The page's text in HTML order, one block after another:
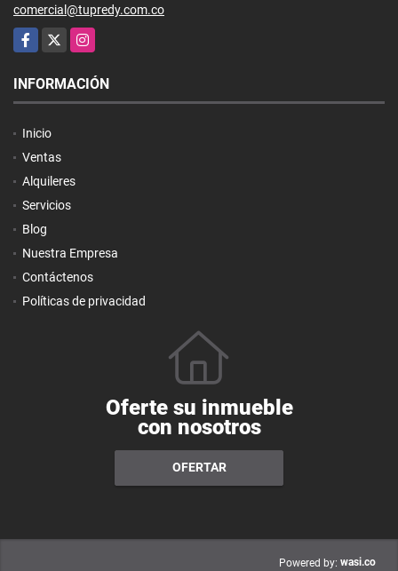
comercial@tupredy.com.co
Facebook
X Instagram
INFORMACIÓN
Inicio
Ventas
Alquileres
Servicios
Blog
Nuestra Empresa
Contáctenos
Políticas de privacidad
Oferte su inmueble
con nosotros
OFERTAR
Powered by: wasi.co